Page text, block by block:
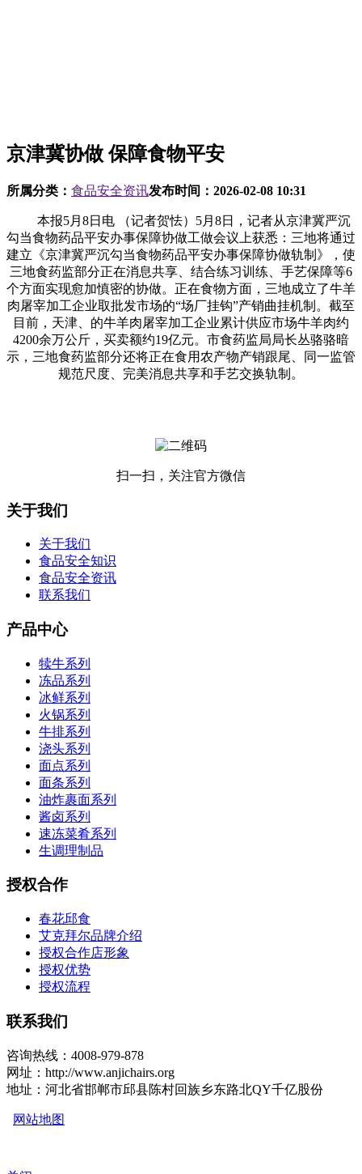
京津冀协做 保障食物平安
所属分类： 食品安全资讯发布时间： 2026-02-08 10:31
本报5月8日电 （记者贺怯）5月8日，记者从京津冀严沉
勾当食物药品平安办事保障协做工做会议上获悉：三地将通过
建立《京津冀严沉勾当食物药品平安办事保障协做轨制》，使
三地食药监部分正在消息共享、结合练习训练、手艺保障等6
个方面实现愈加慎密的协做。正在食物方面，三地成立了牛羊
肉屠宰加工企业取批发市场的“场厂挂钩”产销曲挂机制。截至
目前，天津、的牛羊肉屠宰加工企业累计供应市场牛羊肉约
4200余万公斤，买卖额约19亿元。市食药监局局长丛骆骆暗
示，三地食药监部分还将正在食用农产物产销跟尾、同一监管
规范尺度、完美消息共享和手艺交换轨制。
扫一扫，关注官方微信
关于我们
关于我们
食品安全知识
食品安全资讯
联系我们
产品中心
犊牛系列
冻品系列
冰鲜系列
火锅系列
牛排系列
浇头系列
面点系列
面条系列
油炸裹面系列
酱卤系列
速冻菜肴系列
生调理制品
授权合作
春花邱食
艾克拜尔品牌介绍
授权合作店形象
授权优势
授权流程
联系我们
咨询热线：4008-979-878
网址：http://www.anjichairs.org
地址：河北省邯郸市邱县陈村回族乡东路北QY千亿股份
网站地图